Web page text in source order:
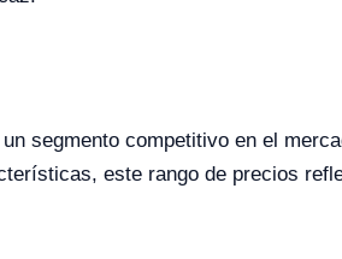
segmento competitivo en el
este rango de precios